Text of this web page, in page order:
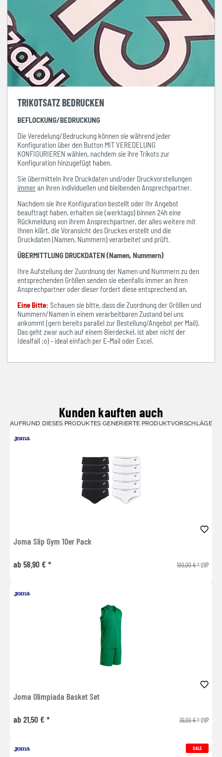
TRIKOTSATZ BEDRUCKEN
BEFLOCKUNG/BEDRUCKUNG
Die Veredelung/Bedruckung können sie während jeder
Konfiguration über den Button MIT VEREDELUNG
KONFIGURIEREN wählen, nachdem sie ihre Trikots zur
Konfiguration hinzugefügt haben.
Sie übermitteln ihre Druckdaten und/oder Druckvorstellungen
immeran ihren individuellen und bleibenden Ansprechpartner.
Nachdem sie ihre Konfiguration bestellt oder Ihr Angebot
beauftragt haben, erhalten sie (werktags) binnen 24h eine
Rückmeldung von ihrem Ansprechpartner, der alles weitere mit
Ihnen klärt, die Voransicht des Druckes erstellt und die
Druckdaten (Namen, Nummern) verarbeitet und prüft.
ÜBERMITTLUNG DRUCKDATEN (Namen, Nummern)
Ihre Aufstellung der Zuordnung der Namen und Nummern zu den
entsprechenden Größen senden sie ebenfalls immer an ihren
Ansprechpartner oder dieser fordert diese entsprechend an.
Eine Bitte: Schauen sie bitte, dass die Zuordnung der Größen und
Nummern/Namen in einem verarbeitbaren Zustand bei uns
ankommt (gern bereits parallel zur Bestellung/Angebot per Mail).
Das geht zwar auch auf einem Bierdeckel, ist aber nicht der
Idealfall ;o) - ideal einfach per E-Mail oder Excel.
Kunden kauften auch
AUFRUND DIESES PRODUKTES GENERIERTE PRODUKTVORSCHLÄGE
Joma Slip Gym 10er Pack
ab 58,90 € * 100,00 € *UVP
Joma Olimpiada Basket Set
ab 21,50 € * 36,00 € *UVP
SALE